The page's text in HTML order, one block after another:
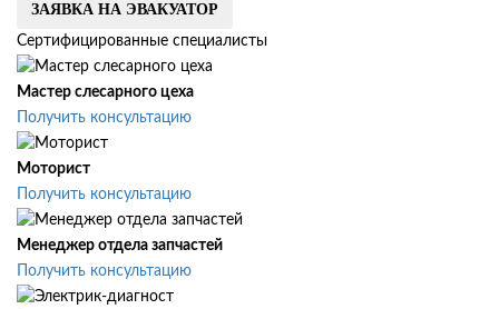
ЗАЯВКА НА ЭВАКУАТОР
Сертифицированные специалисты
Мастер слесарного цеха
Получить консультацию
Моторист
Получить консультацию
Менеджер отдела запчастей
Получить консультацию